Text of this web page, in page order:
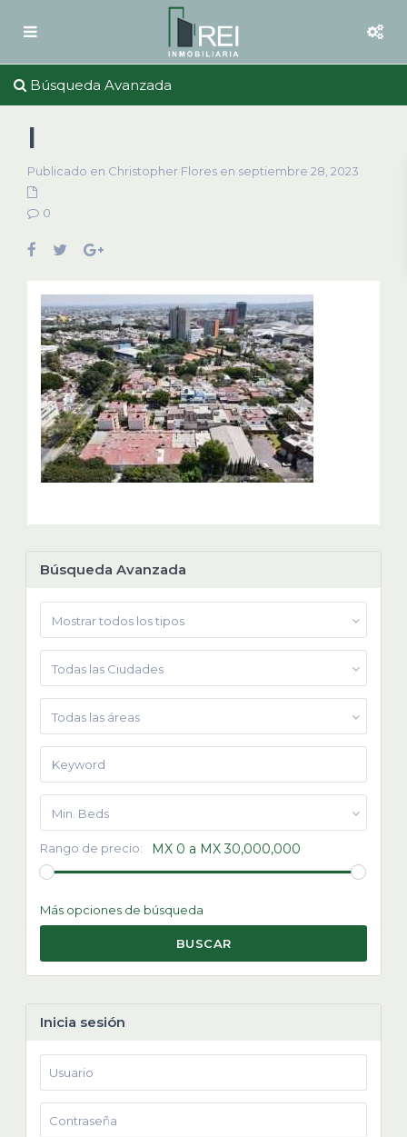
Búsqueda Avanzada
I
Publicado en Christopher Flores en septiembre 28, 2023
0
Búsqueda Avanzada
Mostrar todos los tipos
Todas las Ciudades
Todas las áreas
Min. Beds
Rango de precio: MX 0 a MX 30,000,000
Más opciones de búsqueda
BUSCAR
Inicia sesión